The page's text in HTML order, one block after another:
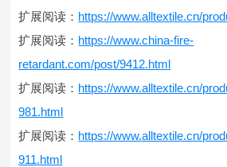
扩展阅读： https://www.alltextile.cn/
扩展阅读： https://www.china-fire-
retardant.com/post/9412.html
扩展阅读： https://www.alltextile.cn/
981.html
扩展阅读： https://www.alltextile.cn/
911.html